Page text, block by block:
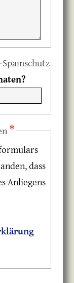
Spamschutz
*
dass
Anliegens